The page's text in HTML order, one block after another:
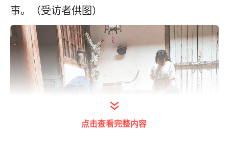
事。（受访者供图）
点击查看完整内容